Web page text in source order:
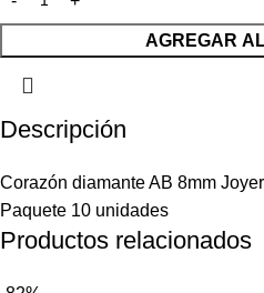
AGREGAR
Descripción
Corazón diamante AB 8mm
Paquete 10 unidades
Productos relacionados